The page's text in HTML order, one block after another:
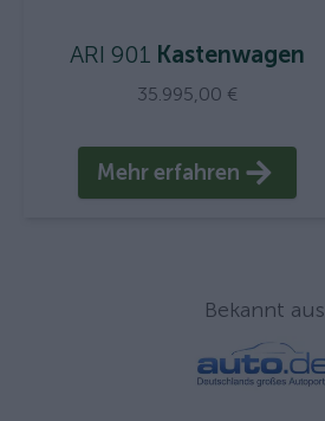
ARI 901 Kastenwagen
35.995,00 €
Mehr erfahren
Bekannt aus